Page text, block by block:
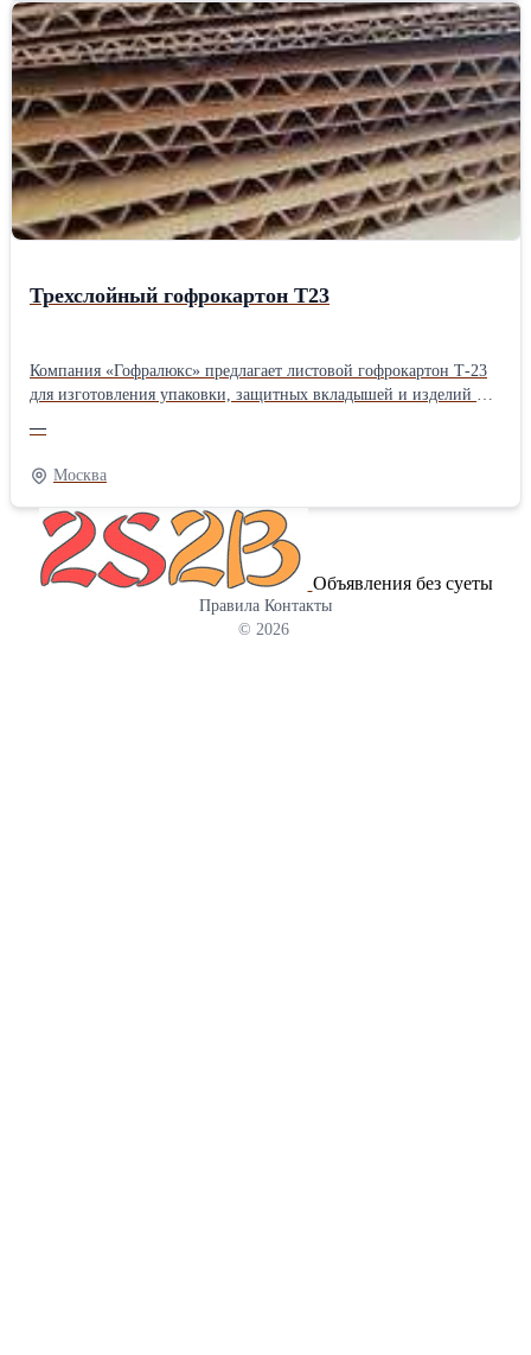
Трехслойный гофрокартон Т23
Компания «Гофралюкс» предлагает листовой гофрокартон Т-23
для изготовления упаковки, защитных вкладышей и изделий из
внутреннего гофрированного слоя, который придает листу
жесткость и помогает сохранять форму даже при активном
использовании. В каталоге представлены листы трехслойного
гофрокартона Т-23 в различных форматах. Ознакомиться более
подробно Вы можете на нашем сайте
—
Москва
Объявления без суеты
Правила Контакты
© 2026